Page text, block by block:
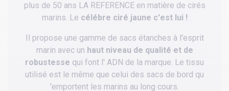
plus de 50 ans LA REFERENCE en matière de cirés
marins. Le célébre ciré jaune c'est lui !
Il propose une gamme de sacs étanches à l'esprit
marin avec un haut niveau de qualité et de
robustesse qui font l' ADN de la marque. Le tissu
utilisé est le même que celui des sacs de bord qu
'emportent les marins au long cours.